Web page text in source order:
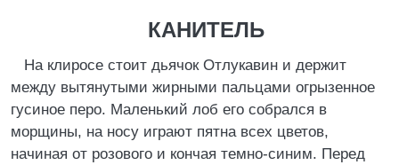
КАНИТЕЛЬ
На клиросе стоит дьячок Отлукавин и держит
между вытянутыми жирными пальцами огрызенное
гусиное перо. Маленький лоб его собрался в
морщины, на носу играют пятна всех цветов,
начиная от розового и кончая темно-синим. Перед